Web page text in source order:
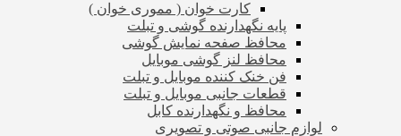
کارت خوان ( مموری خوان )
پایه نگهدارنده گوشی و تبلت
محافظ صفحه نمایش گوشی
محافظ لنز گوشی موبایل
فن خنک کننده موبایل و تبلت
قطعات جانبی موبایل و تبلت
محافظ و نگهدارنده کابل
لوازم جانبی صوتی و تصویری